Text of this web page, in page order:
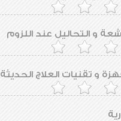
و التحاليل عند اللزوم
و تقنيات العلاج الحديثة